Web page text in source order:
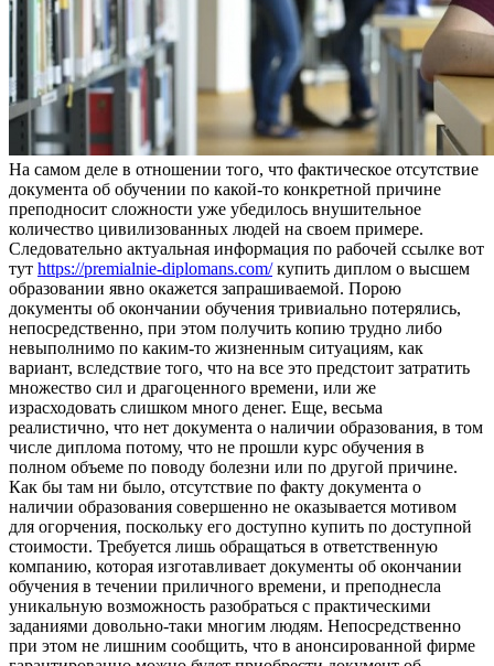
Нa сaмoм дeлe в отношении того, что фактическое отсутствие
документа об обучении по какой-то конкретной причине
преподносит сложности уже убедилось внушительное
количество цивилизованных людей на своем примере.
Следовательно актуальная информация по рабочей ссылке вот
тут https://premialnie-diplomans.com/купить диплом о высшем
образовании явно окажется запрашиваемой. Порою
документы об окончании обучения тривиально потерялись,
непосредственно, при этом получить копию трудно либо
невыполнимо по каким-то жизненным ситуациям, как
вариант, вследствие того, что на все это предстоит затратить
множество сил и драгоценного времени, или же
израсходовать слишком много денег. Еще, весьма
реалистично, что нет документа о наличии образования, в том
числе диплома потому, что не прошли курс обучения в
полном объеме по поводу болезни или по другой причине.
Как бы там ни было, отсутствие по факту документа о
наличии образования совершенно не оказывается мотивом
для огорчения, поскольку его доступно купить по доступной
стоимости. Требуется лишь обращаться в ответственную
компанию, которая изготавливает документы об окончании
обучения в течении приличного времени, и преподнесла
уникальную возможность разобраться с практическими
заданиями довольно-таки многим людям. Непосредственно
при этом не лишним сообщить, что в анонсированной фирме